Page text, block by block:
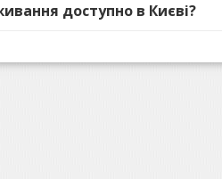
доступно в Києві?